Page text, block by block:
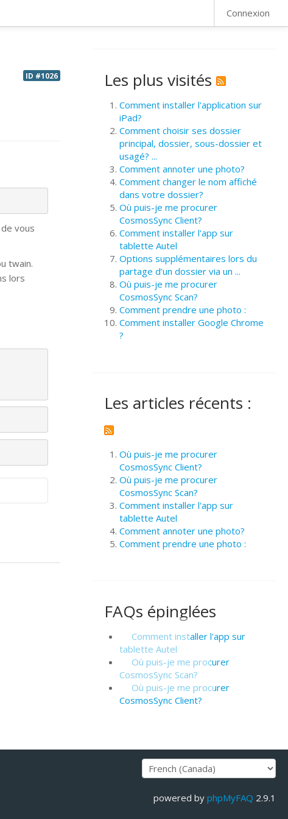
Connexion
ID #1026
vous
twain.
lors
Les plus visités
Comment installer l'application sur
iPad?
Comment choisir ses dossier
principal, dossier, sous-dossier et
usagé? ...
Comment annoter une photo?
Comment changer le nom affiché
dans votre dossier?
Où puis-je me procurer
CosmosSync Client?
Comment installer l'app sur
tablette Autel
Options supplémentaires lors du
partage d’un dossier via un ...
Où puis-je me procurer
CosmosSync Scan?
Comment prendre une photo :
Comment installer Google Chrome
?
Les articles récents :
Où puis-je me procurer
CosmosSync Client?
Où puis-je me procurer
CosmosSync Scan?
Comment installer l'app sur
tablette Autel
Comment annoter une photo?
Comment prendre une photo :
FAQs épinglées
Comment installer l'app sur
tablette Autel
Où puis-je me procurer
CosmosSync Scan?
Où puis-je me procurer
CosmosSync Client?
powered by phpMyFAQ 2.9.1